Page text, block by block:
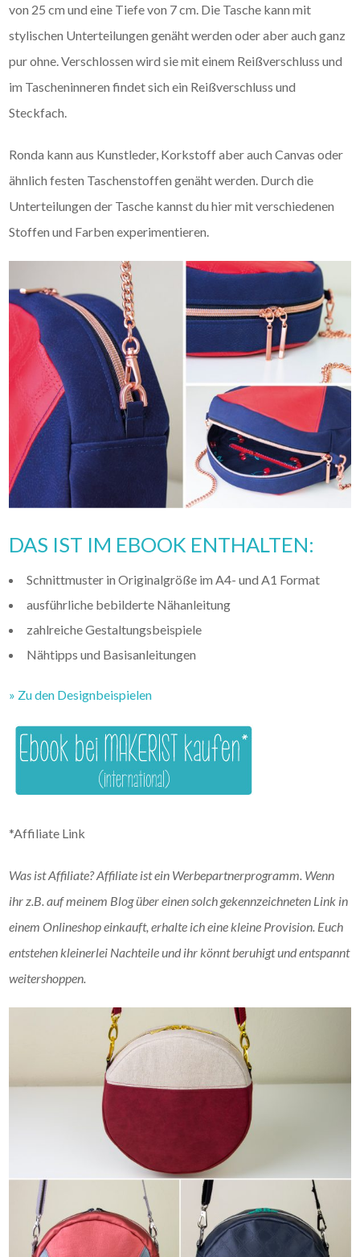
von 25 cm und eine Tiefe von 7 cm. Die Tasche kann mit
stylischen Unterteilungen genäht werden oder aber auch ganz
pur ohne. Verschlossen wird sie mit einem Reißverschluss und
im Tascheninneren findet sich ein Reißverschluss und
Steckfach.
Ronda kann aus Kunstleder, Korkstoff aber auch Canvas oder
ähnlich festen Taschenstoffen genäht werden. Durch die
Unterteilungen der Tasche kannst du hier mit verschiedenen
Stoffen und Farben experimentieren.
DAS IST IM EBOOK ENTHALTEN:
Schnittmuster in Originalgröße im A4- und A1 Format
ausführliche bebilderte Nähanleitung
zahlreiche Gestaltungsbeispiele
Nähtipps und Basisanleitungen
» Zu den Designbeispielen
*Affiliate Link
Was ist Affiliate? Affiliate ist ein Werbepartnerprogramm. Wenn
ihr z.B. auf meinem Blog über einen solch gekennzeichneten Link in
einem Onlineshop einkauft, erhalte ich eine kleine Provision. Euch
entstehen kleinerlei Nachteile und ihr könnt beruhigt und entspannt
weitershoppen.